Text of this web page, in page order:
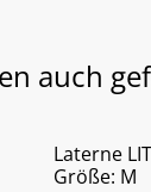
auch
Laterne
Größe: M